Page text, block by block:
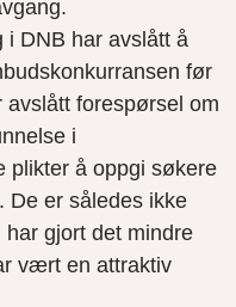
i DNB har avslått å
før
avslått forespørsel om
i
plikter å oppgi søkere
De er således ikke
gjort det mindre
vært en attraktiv